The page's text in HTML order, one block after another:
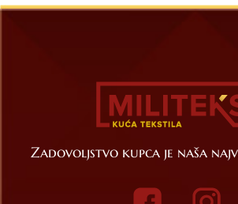
Zadovoljstvo kupca je naša